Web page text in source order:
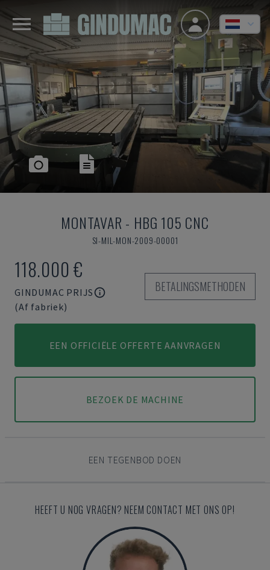
MONTAVAR - HBG 105 CNC
SI-MIL-MON-2009-00001
118.000 €
GINDUMAC PRIJS
(Af fabriek)
BETALINGSMETHODEN
EEN OFFICIËLE OFFERTE AANVRAGEN
BEZOEK DE MACHINE
EEN TEGENBOD DOEN
HEEFT U NOG VRAGEN? NEEM CONTACT MET ONS OP!